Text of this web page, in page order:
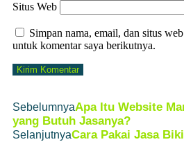
Situs Web
Simpan nama, email, dan situs
untuk komentar saya berikutnya.
SebelumnyaApa Itu Website
yang Butuh Jasanya?
SelanjutnyaCara Pakai Jasa